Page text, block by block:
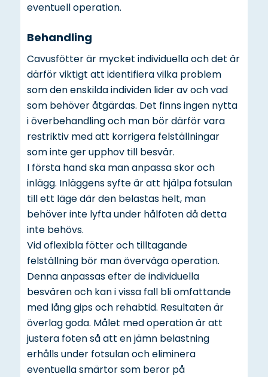
eventuell operation.
Behandling
Cavusfötter är mycket individuella och det är
därför viktigt att identifiera vilka problem
som den enskilda individen lider av och vad
som behöver åtgärdas. Det finns ingen nytta
i överbehandling och man bör därför vara
restriktiv med att korrigera felställningar
som inte ger upphov till besvär.
I första hand ska man anpassa skor och
inlägg. Inläggens syfte är att hjälpa fotsulan
till ett läge där den belastas helt, man
behöver inte lyfta under hålfoten då detta
inte behövs.
Vid oflexibla fötter och tilltagande
felställning bör man överväga operation.
Denna anpassas efter de individuella
besvären och kan i vissa fall bli omfattande
med lång gips och rehabtid. Resultaten är
överlag goda. Målet med operation är att
justera foten så att en jämn belastning
erhålls under fotsulan och eliminera
eventuella smärtor som beror på